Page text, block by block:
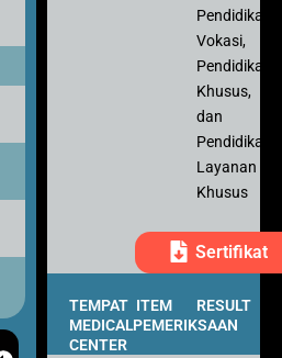
Pendidikan
Vokasi,
Pendidikan
Khusus,
dan
Pendidikan
Layanan
Khusus
Sertifikat
TEMPAT
MEDICAL
CENTER
ITEM
PEMERIKSAAN
RESULT